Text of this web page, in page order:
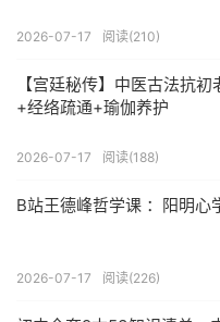
2026-07-17 阅读(210)
【宫廷秘传】中医古法抗
+经络疏通+瑜伽养护
2026-07-17 阅读(188)
B站王德峰哲学课 ：阳明心
2026-07-17 阅读(226)